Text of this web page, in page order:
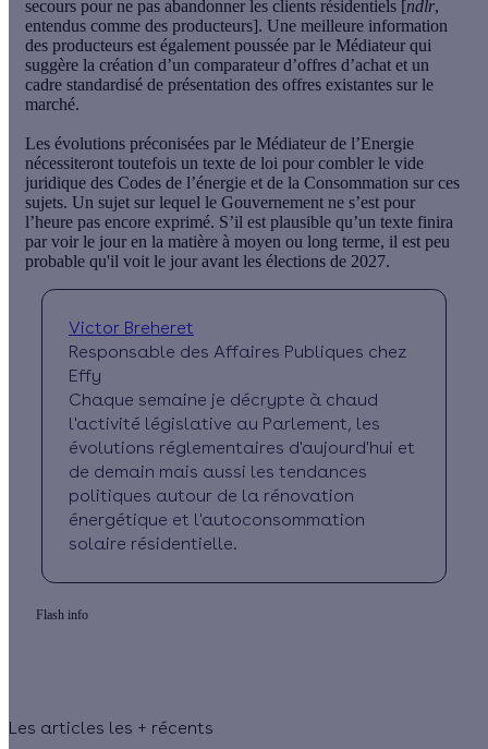
secours pour ne pas abandonner les clients résidentiels [ndlr,
entendus comme des producteurs]. Une meilleure information
des producteurs est également poussée par le Médiateur qui
suggère la création d’un comparateur d’offres d’achat et un
cadre standardisé de présentation des offres existantes sur le
marché.
Les évolutions préconisées par le Médiateur de l’Energie
nécessiteront toutefois un texte de loi pour combler le vide
juridique des Codes de l’énergie et de la Consommation sur ces
sujets. Un sujet sur lequel le Gouvernement ne s’est pour
l’heure pas encore exprimé. S’il est plausible qu’un texte finira
par voir le jour en la matière à moyen ou long terme, il est peu
probable qu'il voit le jour avant les élections de 2027.
Victor Breheret
Responsable des Affaires Publiques chez
Effy
Chaque semaine je décrypte à chaud
l'activité législative au Parlement, les
évolutions réglementaires d'aujourd'hui et
de demain mais aussi les tendances
politiques autour de la rénovation
énergétique et l'autoconsommation
solaire résidentielle.
Flash info
Les articles les + récents